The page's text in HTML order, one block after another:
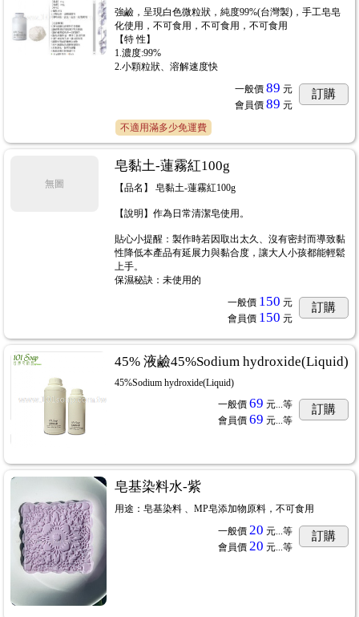
強鹼，呈現白色微粒狀，純度99%(台灣製)，手工皂皂
化使用，不可食用，不可食用，不可食用
【特 性】
1.濃度:99%
2.小顆粒狀、溶解速度快
一般價 89 元
會員價 89 元
訂購
不適用滿多少免運費
無圖
皂黏土-蓮霧紅100g
【品名】 皂黏土-蓮霧紅100g
【說明】作為日常清潔皂使用。
貼心小提醒：製作時若因取出太久、沒有密封而導致黏
性降低本產品有延展力與黏合度，讓大人小孩都能輕鬆
上手。
保濕秘訣：未使用的
一般價 150 元
會員價 150 元
訂購
45% 液鹼45%Sodium hydroxide(Liquid)
45%Sodium hydroxide(Liquid)
一般價 69 元...等
會員價 69 元...等
訂購
皂基染料水-紫
用途：皂基染料 、MP皂添加物原料，不可食用
一般價 20 元...等
會員價 20 元...等
訂購